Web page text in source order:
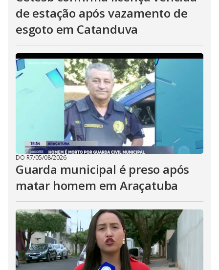
de estação após vazamento de
esgoto em Catanduva
DO R7/05/08/2026
Guarda municipal é preso após
matar homem em Araçatuba